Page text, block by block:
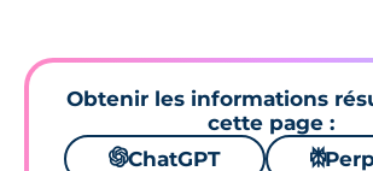
Obtenir les informations
cette page :
🌌ChatGPT ⚙